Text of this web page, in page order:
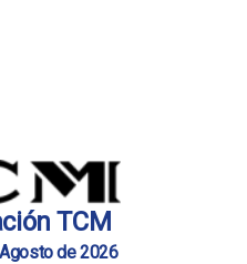
TCM
de 2026